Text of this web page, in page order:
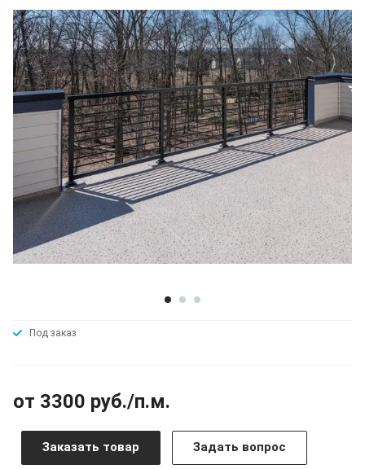
Под заказ
от 3300 руб./п.м.
Заказать товар Задать вопрос